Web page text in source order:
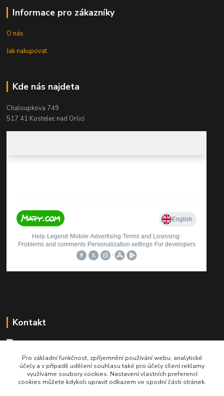
Informace pro zákazníky
O nás
Jak nakupovat
Kde nás najdeta
Chaloupkova 749
517 41 Kostelec nad Orlicí
Kontakt
Roman Brož
+420 737 174 021
Pro základní funkčnost, zpříjemnění používání webu, analytické
účely a v případě udělení souhlasu také pro účely cílení reklamy
využíváme soubory cookies. Nastavení vlastních preferencí
cookies můžete kdykoli upravit odkazem ve spodní části stránek.